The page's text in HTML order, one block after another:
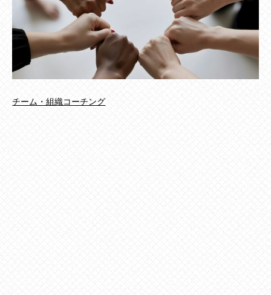
チーム・組織コーチング